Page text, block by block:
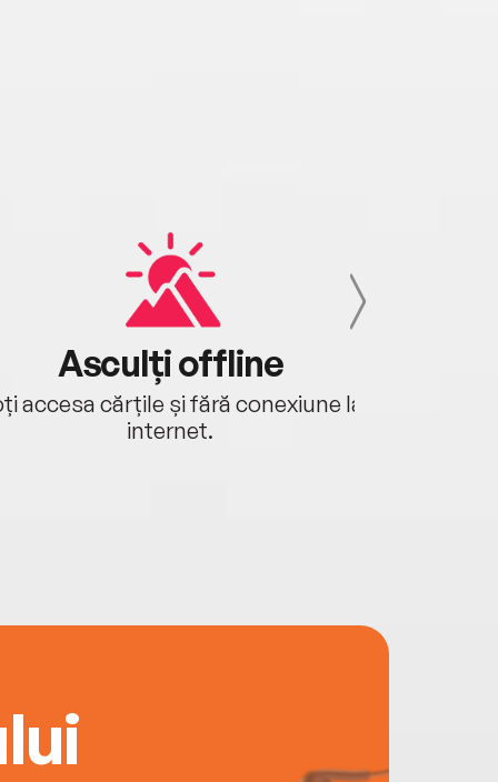
Asculți offline
accesa cărțile și fără conexiune la
internet.